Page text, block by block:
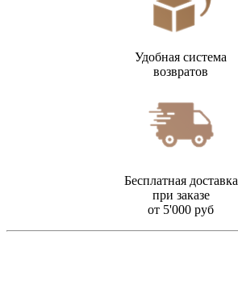
Удобная система
возвратов
Бесплатная доставка
при заказе
от 5'000 руб